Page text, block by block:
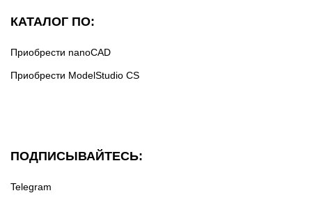
КАТАЛОГ ПО:
Приобрести nanoCAD
Приобрести ModelStudio CS
ПОДПИСЫВАЙТЕСЬ:
Telegram